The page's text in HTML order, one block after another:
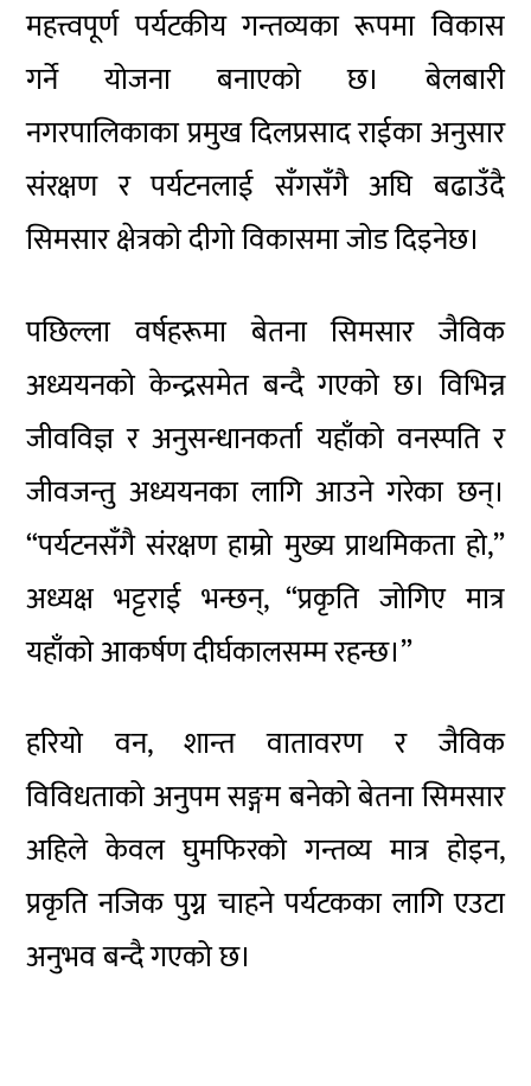
महत्त्वपूर्ण पर्यटकीय गन्तव्यका रूपमा विकास
गर्ने योजना बनाएको छ। बेलबारी
नगरपालिकाका प्रमुख दिलप्रसाद राईका अनुसार
संरक्षण र पर्यटनलाई सँगसँगै अघि बढाउँदै
सिमसार क्षेत्रको दीगो विकासमा जोड दिइनेछ।
पछिल्ला वर्षहरूमा बेतना सिमसार जैविक
अध्ययनको केन्द्रसमेत बन्दै गएको छ। विभिन्न
जीवविज्ञ र अनुसन्धानकर्ता यहाँको वनस्पति र
जीवजन्तु अध्ययनका लागि आउने गरेका छन्।
“पर्यटनसँगै संरक्षण हाम्रो मुख्य प्राथमिकता हो,”
अध्यक्ष भट्टराई भन्छन्, “प्रकृति जोगिए मात्र
यहाँको आकर्षण दीर्घकालसम्म रहन्छ।”
हरियो वन, शान्त वातावरण र जैविक
विविधताको अनुपम सङ्गम बनेको बेतना सिमसार
अहिले केवल घुमफिरको गन्तव्य मात्र होइन,
प्रकृति नजिक पुग्न चाहने पर्यटकका लागि एउटा
अनुभव बन्दै गएको छ।